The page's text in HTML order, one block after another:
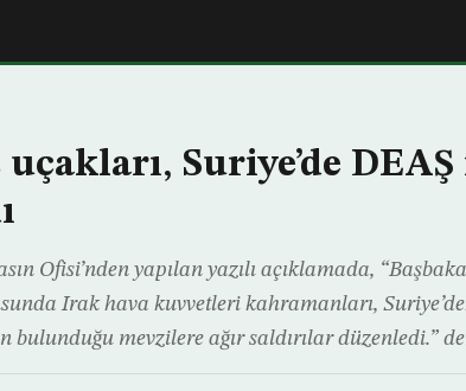
uçakları, Suriye’de
Ofisi’nden yapılan yazılı açıklamada,
Irak hava kuvvetleri kahramanları,
bulunduğu mevzilere ağır saldırılar düzenledi.”